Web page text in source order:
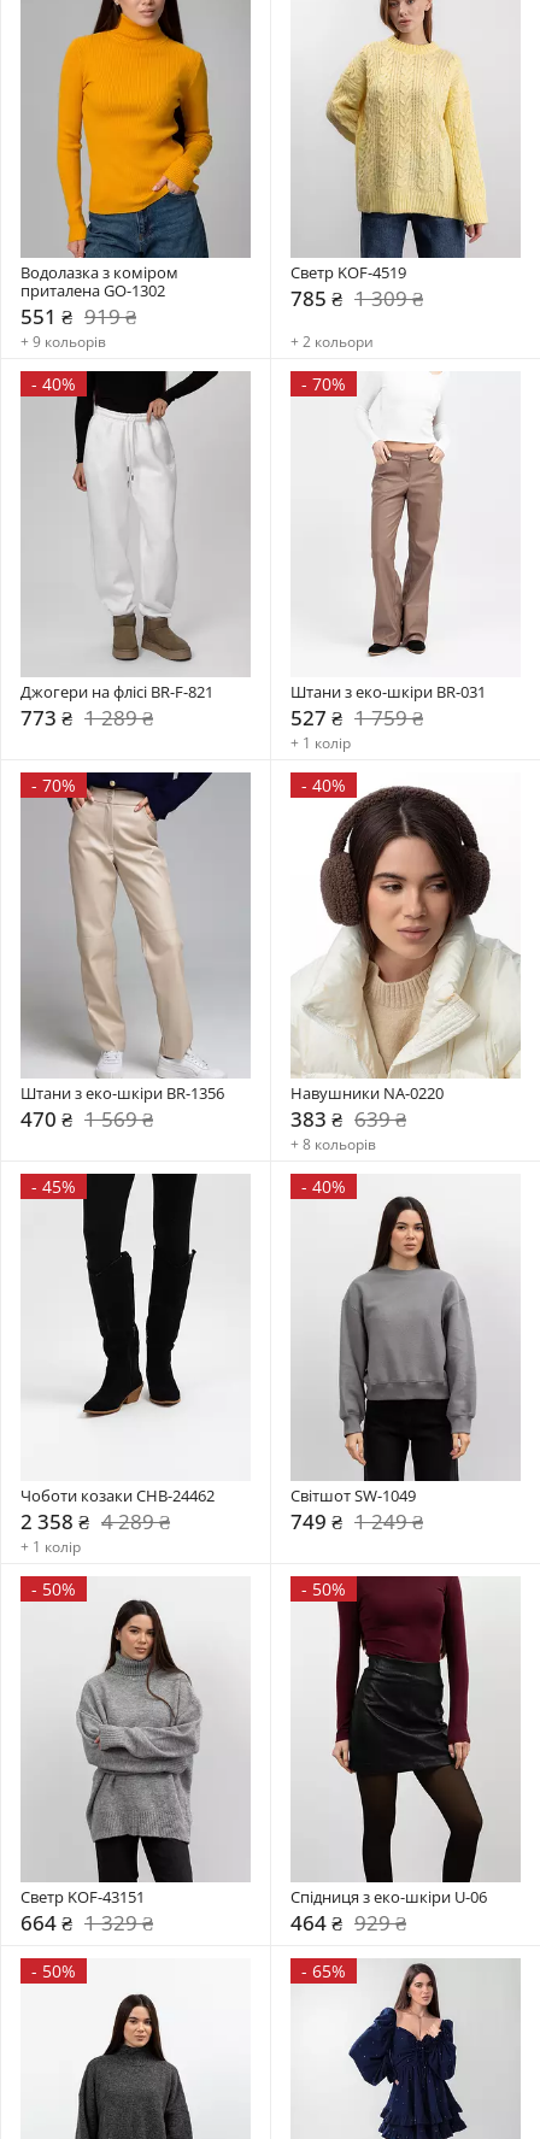
Водолазка з коміром
приталена GO-1302
551 ₴ 919 ₴
+ 9 кольорів
Светр KOF-4519
785 ₴ 1 309 ₴
+ 2 кольори
- 40%
Джогери на флісі BR-F-821
773 ₴ 1 289 ₴
- 70%
Штани з еко-шкіри BR-031
527 ₴ 1 759 ₴
+ 1 колір
- 70%
Штани з еко-шкіри BR-1356
470 ₴ 1 569 ₴
- 40%
Навушники NA-0220
383 ₴ 639 ₴
+ 8 кольорів
- 45%
Чоботи козаки CHB-24462
2 358 ₴ 4 289 ₴
+ 1 колір
- 40%
Світшот SW-1049
749 ₴ 1 249 ₴
- 50%
Светр KOF-43151
664 ₴ 1 329 ₴
- 50%
Спідниця з еко-шкіри U-06
464 ₴ 929 ₴
- 50% - 65%